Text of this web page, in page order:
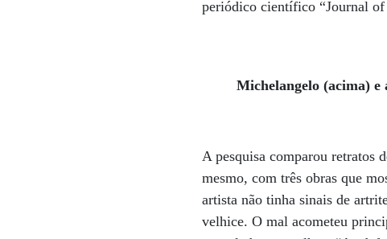
periódico científico “Journal
Michelangelo (acima)
A pesquisa comparou retratos
mesmo, com três obras que
artista não tinha sinais de
velhice. O mal acometeu